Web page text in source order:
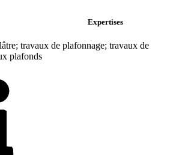
Expertises
travaux de plafonnage; travaux de
plafonds